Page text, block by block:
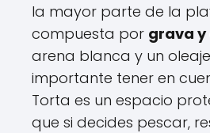
la mayor parte de la
compuesta por grava y
arena blanca y un
importante tener en
Torta es un espacio
que si decides pescar,